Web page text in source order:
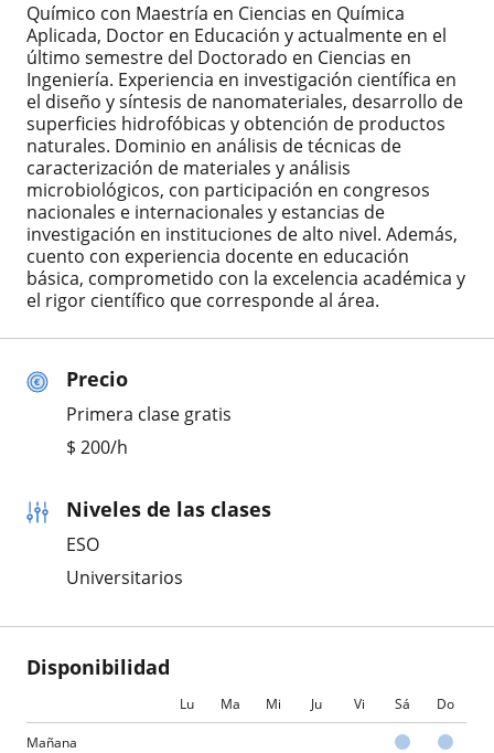
Precio
Primera clase gratis
$ 200/h
Niveles de las clases
ESO
Universitarios
Disponibilidad
Lu Ma Mi Ju Vi Sá Do
Mañana
Químico con Maestría en Ciencias en Química
Aplicada, Doctor en Educación y actualmente en el
último semestre del Doctorado en Ciencias en
Ingeniería. Experiencia en investigación científica en
el diseño y síntesis de nanomateriales, desarrollo de
superficies hidrofóbicas y obtención de productos
naturales. Dominio en análisis de técnicas de
caracterización de materiales y análisis
microbiológicos, con participación en congresos
nacionales e internacionales y estancias de
investigación en instituciones de alto nivel. Además,
cuento con experiencia docente en educación
básica, comprometido con la excelencia académica y
el rigor científico que corresponde al área.